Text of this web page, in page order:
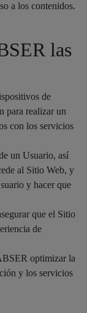
a los contenidos.
las
de
para realizar un
con los servicios
un Usuario, así
al Sitio Web, y
y hacer que
que el Sitio
de
optimizar la
y los servicios